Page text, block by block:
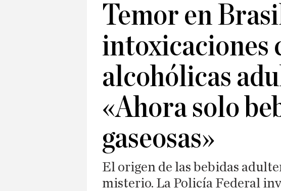
Temor en
intoxicaciones
alcohólicas
«Ahora solo
gaseosas»
El origen de las bebidas
misterio. La Policía Federal